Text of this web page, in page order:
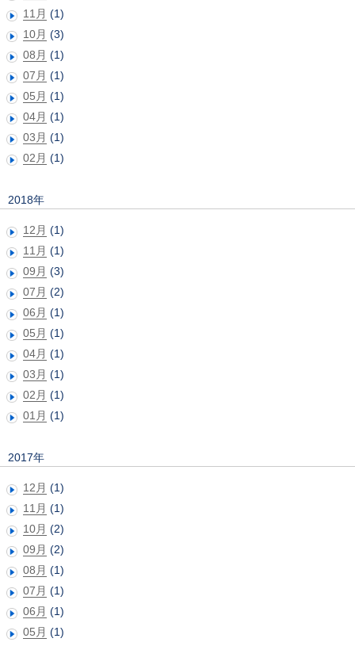
11月 (1)
10月 (3)
08月 (1)
07月 (1)
05月 (1)
04月 (1)
03月 (1)
02月 (1)
2018年
12月 (1)
11月 (1)
09月 (3)
07月 (2)
06月 (1)
05月 (1)
04月 (1)
03月 (1)
02月 (1)
01月 (1)
2017年
12月 (1)
11月 (1)
10月 (2)
09月 (2)
08月 (1)
07月 (1)
06月 (1)
05月 (1)